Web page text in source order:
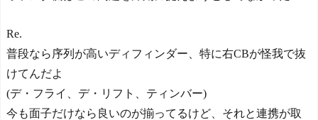
Re.
普段なら序列が高いディフィンダー、特に右CBが怪我で抜
けてんだよ
(デ・フライ、デ・リフト、ティンバー)
今も面子だけなら良いのが揃ってるけど、それと連携が取